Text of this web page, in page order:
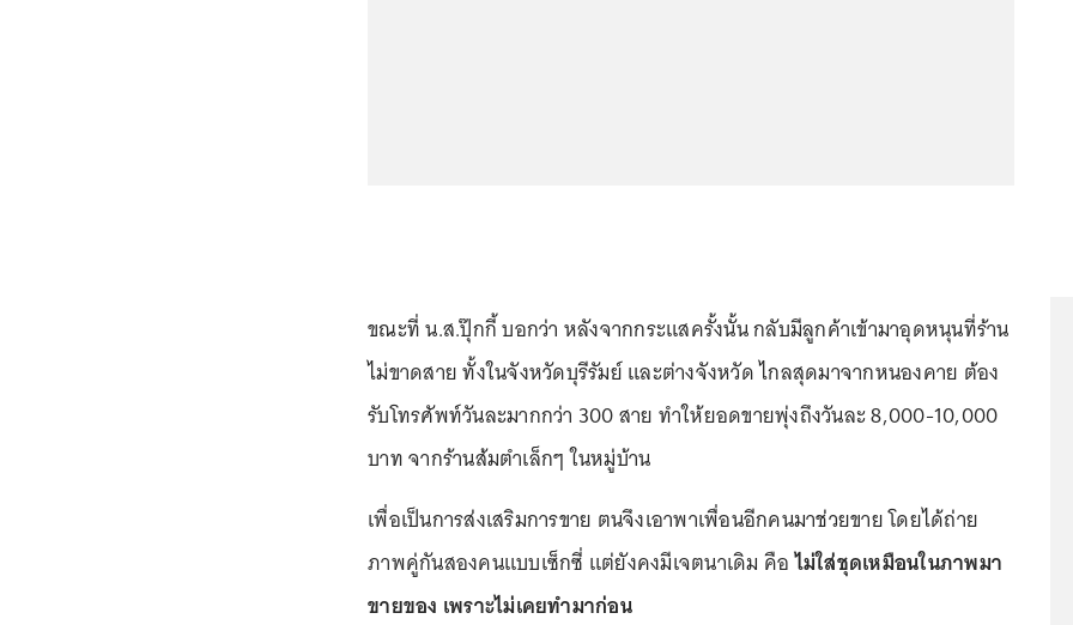
ขณะที่ น.ส.ปุ๊กกี้ บอกว่า หลังจากกระแสครั้งนั้น กลับมีลูกค้าเข้ามาอุดหนุนที่ร้าน
ไม่ขาดสาย ทั้งในจังหวัดบุรีรัมย์ และต่างจังหวัด ไกลสุดมาจากหนองคาย ต้อง
รับโทรศัพท์วันละมากกว่า 300 สาย ทำให้ยอดขายพุ่งถึงวันละ 8,000-10,000
บาท จากร้านส้มตำเล็กๆ ในหมู่บ้าน
เพื่อเป็นการส่งเสริมการขาย ตนจึงเอาพาเพื่อนอีกคนมาช่วยขาย โดยได้ถ่าย
ภาพคู่กันสองคนแบบเซ็กซี่ แต่ยังคงมีเจตนาเดิม คือไม่ใส่ชุดเหมือนในภาพมา
ขายของ เพราะไม่เคยทำมาก่อน